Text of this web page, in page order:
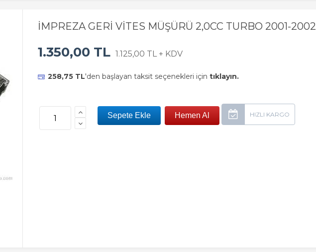
İMPREZA GERİ VİTES MÜŞÜRÜ 2,0CC TURBO 2001-2002
1.350,00 TL 1.125,00 TL + KDV
258,75 TL'den başlayan taksit seçenekleri için tıklayın.